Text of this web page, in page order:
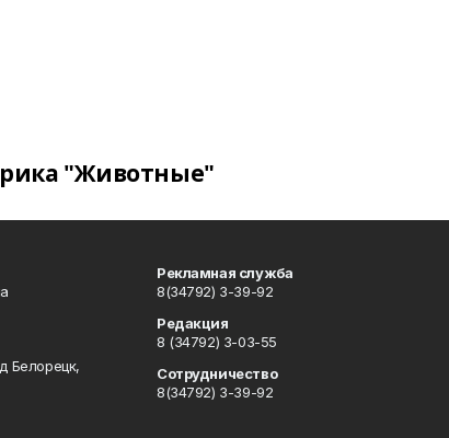
"Животные"
Белорецк,
Рекламная служба
8(34792) 3-39-92
Редакция
8 (34792) 3-03-55
Сотрудничество
8(34792) 3-39-92